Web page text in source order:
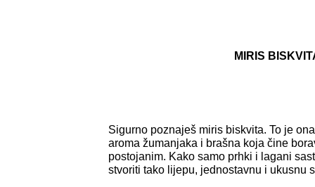
MIRIS
Sigurno poznaješ miris biskvita. To je
aroma žumanjaka i brašna koja čine
postojanim. Kako samo prhki i lagani
stvoriti tako lijepu, jednostavnu i ukusnu